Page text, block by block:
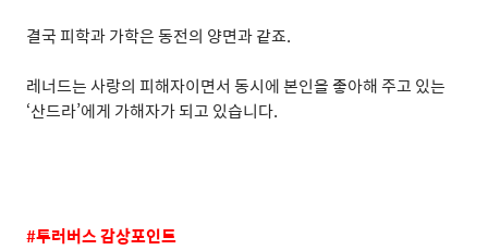
결국 피학과 가학은 동전의 양면과 같죠.
레너드는 사랑의 피해자이면서 동시에 본인을 좋아해 주고 있는
‘산드라’에게 가해자가 되고 있습니다.
#투러버스 감상포인트